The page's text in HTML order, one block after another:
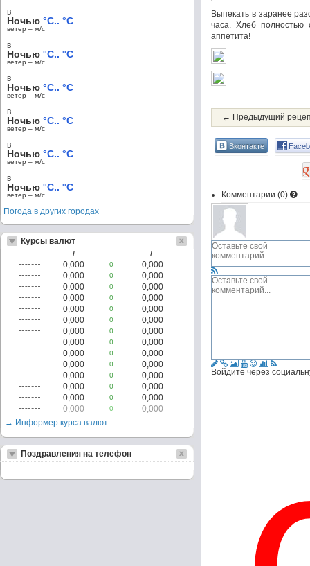
Выпекать в заранее
часа. Хлеб полностью
аппетита!
← Предыдущий
Вконтакте
Комментарии (0)
Войдите через
в
Ночью °C.. °C
ветер – м/c
в
Ночью °C.. °C
ветер – м/c
в
Ночью °C.. °C
ветер – м/c
в
Ночью °C.. °C
ветер – м/c
в
Ночью °C.. °C
ветер – м/c
в
Ночью °C.. °C
ветер – м/c
Погода в других городах
Курсы валют
/ /
0,000 0
0,000
0,000
0
0,000
0,000
0
0,000
0,000
0
0,000
0,000
0
0,000
0,000
0
0,000
0,000
0
0,000
0,000
0
0,000
0,000
0
0,000
0,000
0
0,000
0,000
0
0,000
0,000
0
0,000
0,000
0
0,000
0,000
0
0,000
→ Информер курса валют
Поздравления на телефон